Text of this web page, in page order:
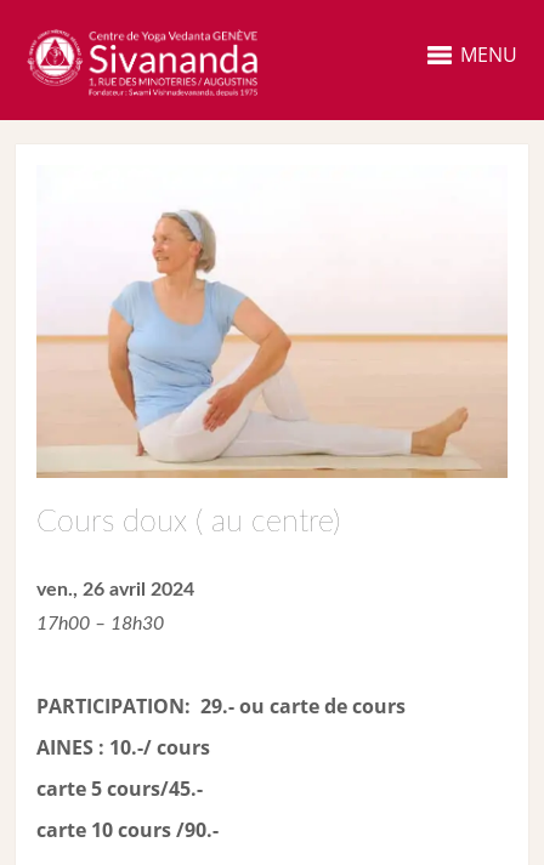
MENU
Cours doux ( au centre)
ven., 26 avril 2024
17h00 – 18h30
PARTICIPATION: 29.- ou carte de cours
AINES : 10.-/ cours
carte 5 cours/45.-
carte 10 cours /90.-